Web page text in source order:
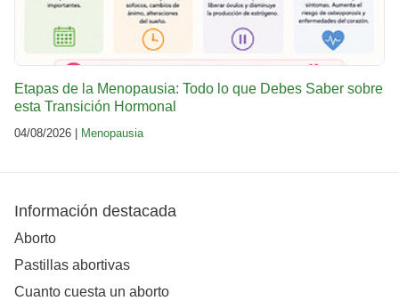
Etapas de la Menopausia: Todo lo que Debes Saber sobre
esta Transición Hormonal
04/08/2026 | Menopausia
Información destacada
Aborto
Pastillas abortivas
Cuanto cuesta un aborto